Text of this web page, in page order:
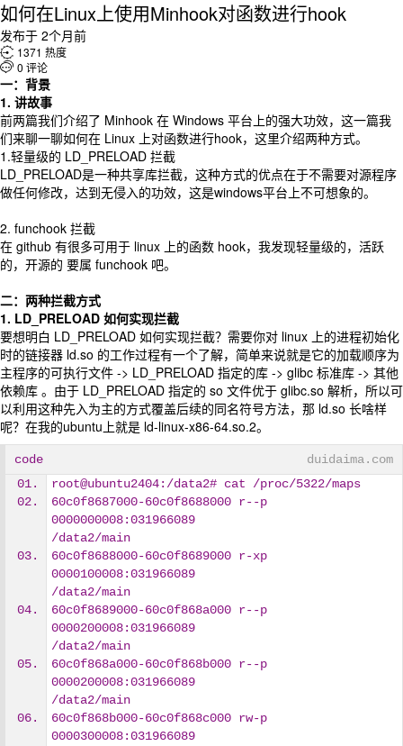
如何在Linux上使用Minhook对函数进行hook
发布于 2个月前
 1371 热度
 0 评论
一：背景
1. 讲故事
前两篇我们介绍了 Minhook 在 Windows 平台上的强大功效，这一篇我
们来聊一聊如何在 Linux 上对函数进行hook，这里介绍两种方式。
1.轻量级的 LD_PRELOAD 拦截
LD_PRELOAD是一种共享库拦截，这种方式的优点在于不需要对源程序
做任何修改，达到无侵入的功效，这是windows平台上不可想象的。
2. funchook 拦截
在 github 有很多可用于 linux 上的函数 hook，我发现轻量级的，活跃
的，开源的 要属 funchook 吧。
二：两种拦截方式
1. LD_PRELOAD 如何实现拦截
要想明白 LD_PRELOAD 如何实现拦截？需要你对 linux 上的进程初始化
时的链接器 ld.so 的工作过程有一个了解，简单来说就是它的加载顺序为
主程序的可执行文件 -> LD_PRELOAD 指定的库 -> glibc 标准库 -> 其他
依赖库 。由于 LD_PRELOAD 指定的 so 文件优于 glibc.so 解析，所以可
以利用这种先入为主的方式覆盖后续的同名符号方法，那 ld.so 长啥样
呢？在我的ubuntu上就是 ld-linux-x86-64.so.2。
code
duidaima.com
root@ubuntu2404:/data2# cat /proc/5322/maps
60c0f8687000-60c0f8688000 r--p
0000000008:031966089
/data2/main
60c0f8688000-60c0f8689000 r-xp
0000100008:031966089
/data2/main
60c0f8689000-60c0f868a000 r--p
0000200008:031966089
/data2/main
60c0f868a000-60c0f868b000 r--p
0000200008:031966089
/data2/main
60c0f868b000-60c0f868c000 rw-p
0000300008:031966089